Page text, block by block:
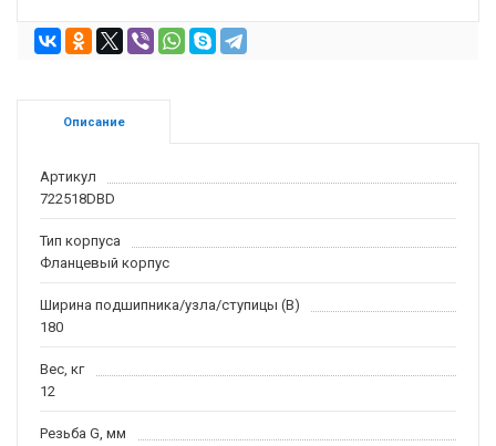
Описание
Артикул
722518DBD
Тип корпуса
Фланцевый корпус
Ширина подшипника/узла/ступицы (B)
180
Вес, кг
12
Резьба G, мм